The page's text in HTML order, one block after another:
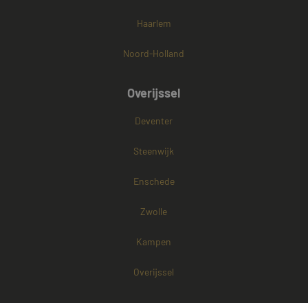
Haarlem
Noord-Holland
Overijssel
Deventer
Steenwijk
Enschede
Zwolle
Kampen
Overijssel